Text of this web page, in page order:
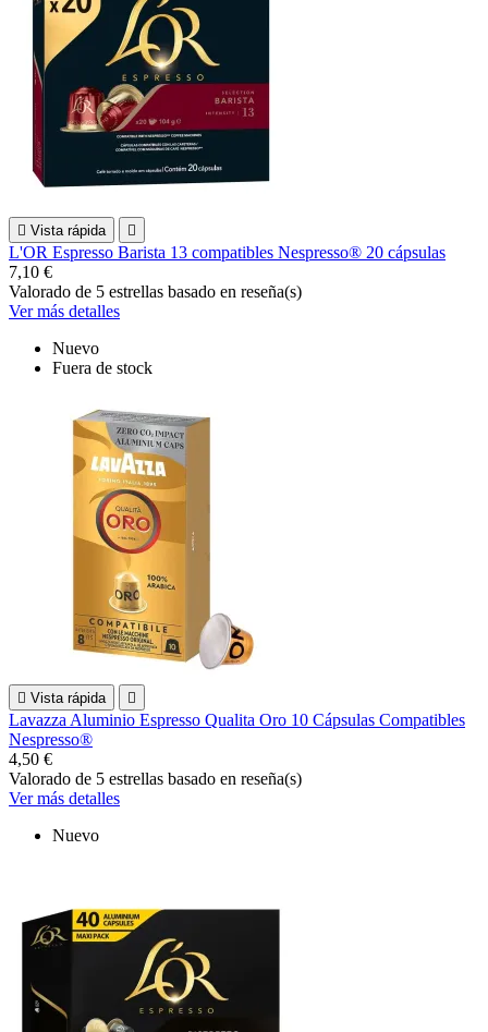
 Vista rápida 
L'OR Espresso Barista 13 compatibles Nespresso® 20 cápsulas
7,10 €
Valorado de 5 estrellas basado en reseña(s)
Ver más detalles
Nuevo
Fuera de stock
 Vista rápida 
Lavazza Aluminio Espresso Qualita Oro 10 Cápsulas Compatibles
Nespresso®
4,50 €
Valorado de 5 estrellas basado en reseña(s)
Ver más detalles
Nuevo